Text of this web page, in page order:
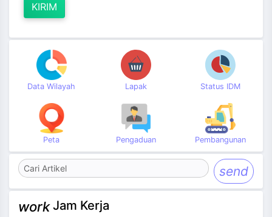
KIRIM
Data Wilayah Lapak Status IDM
Peta Pengaduan Pembangunan
send
workJam Kerja